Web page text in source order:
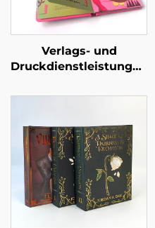
Verlags- und
Druckdienstleistungen
Schlafgeschichten
Kindergarten Bildung
Hardcover Bücher